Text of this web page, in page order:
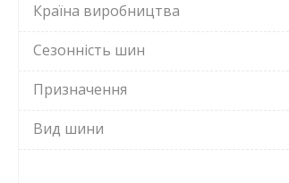
Країна виробництва
Сезонність шин
Призначення
Вид шини